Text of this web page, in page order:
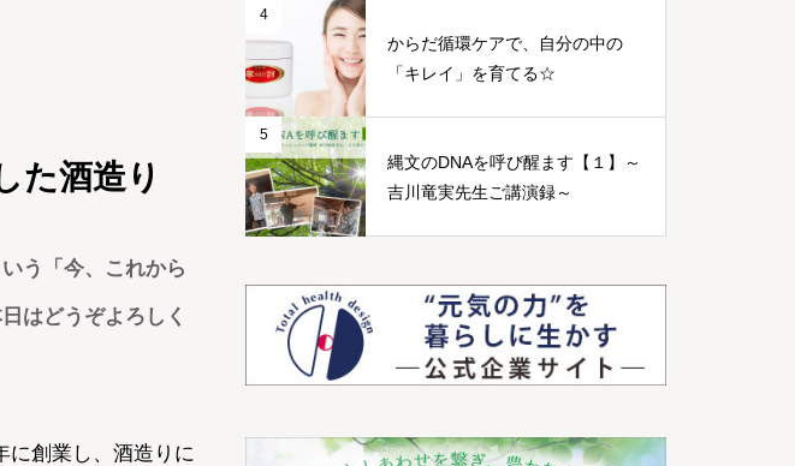
た酒造り
う「今、これから
はどうぞよろしく
に創業し、酒造りに
4
からだ循環ケアで、自分の中の
「キレイ」を育てる☆
5
縄文のDNAを呼び醒ます【１】～
吉川竜実先生ご講演録～